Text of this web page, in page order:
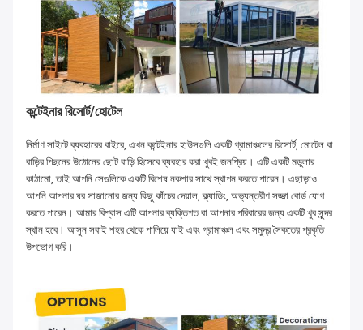
কন্টেইনার রিসোর্ট/হোটেল
নির্মাণ সাইটে ব্যবহারের বাইরে, এখন কন্টেইনার হাউসগুলি একটি গ্রামাঞ্চলের রিসোর্ট, মোটেল বা
বাড়ির পিছনের উঠোনের ছোট বাড়ি হিসেবে ব্যবহার করা খুবই জনপ্রিয়। এটি একটি মডুলার
কাঠামো, তাই আপনি সেগুলিকে একটি বিশেষ নকশার সাথে স্থাপন করতে পারেন। এছাড়াও
আপনি আপনার ঘর সাজানোর জন্য কিছু কাঁচের দেয়াল, ক্ল্যাডিং, অভ্যন্তরীণ সজ্জা বোর্ড যোগ
করতে পারেন। আমার বিশ্বাস এটি আপনার ব্যক্তিগত বা আপনার পরিবারের জন্য একটি খুব সুন্দর
স্থান হবে। আসুন সবাই শহর থেকে পালিয়ে যাই এবং গ্রামাঞ্চল এবং সমুদ্র সৈকতের প্রকৃতি
উপভোগ করি।